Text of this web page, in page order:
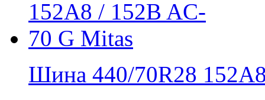
Шина 440/70R28